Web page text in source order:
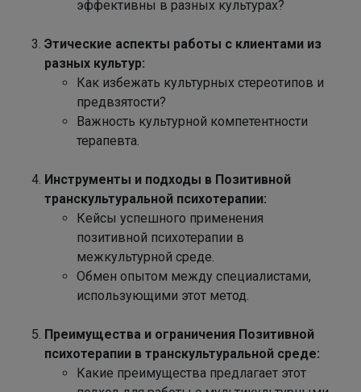
эффективны в разных культурах?
Этические аспекты работы с клиентами из
разных культур:
Как избежать культурных стереотипов и
предвзятости?
Важность культурной компетентности
терапевта.
Инструменты и подходы в Позитивной
транскультуральной психотерапии:
Кейсы успешного применения
позитивной психотерапии в
межкультурной среде.
Обмен опытом между специалистами,
использующими этот метод.
Преимущества и ограничения Позитивной
психотерапии в транскультуральной среде:
Какие преимущества предлагает этот